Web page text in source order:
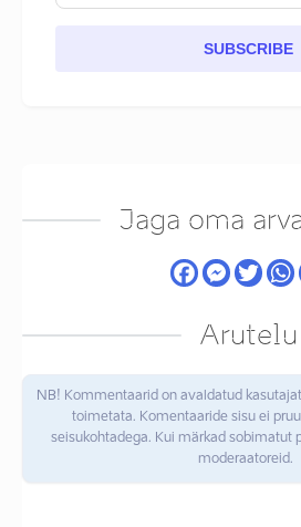
SUBSCRIBE
Jaga oma
Arutelu
NB! Kommentaarid on avaldatud
toimetata. Komentaaride sisu ei
seisukohtadega. Kui märkad sobimatut
moderaatoreid.